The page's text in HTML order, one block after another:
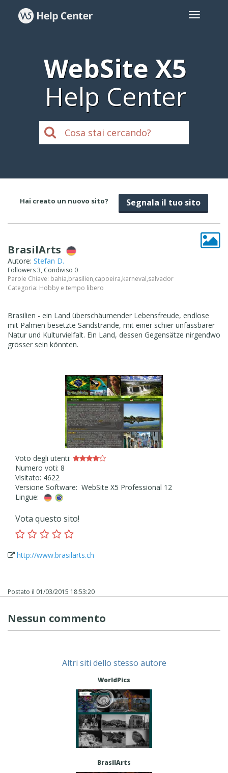
WebSite X5
Help Center
Hai creato un nuovo sito? Segnala il tuo sito
BrasilArts
Autore: Stefan D.
Followers 3, Condiviso 0
Parole Chiave: bahia,brasilien,capoeira,karneval,salvador
Categoria: Hobby e tempo libero
Brasilien - ein Land überschäumender Lebensfreude, endlose
mit Palmen besetzte Sandstrände, mit einer schier unfassbarer
Natur und Kulturvielfalt. Ein Land, dessen Gegensätze nirgendwo
grösser sein könnten.
Voto degli utenti:
Numero voti: 8
Visitato: 4622
Versione Software: WebSite X5 Professional 12
Lingue:
Vota questo sito!
http://www.brasilarts.ch
Postato il 01/03/2015 18:53:20
Nessun commento
Altri siti dello stesso autore
WorldPics
BrasilArts